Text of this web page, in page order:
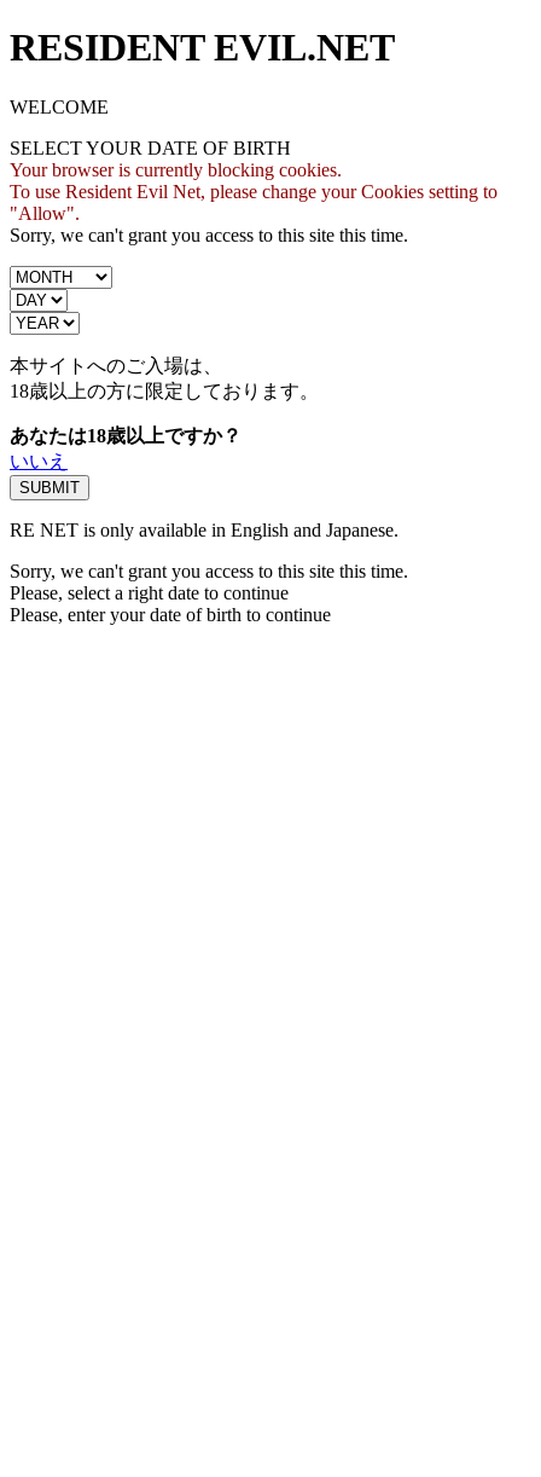
RESIDENT EVIL.NET
WELCOME
SELECT YOUR DATE OF BIRTH
Your browser is currently blocking cookies.
To use Resident Evil Net, please change your Cookies setting to
"Allow".
Sorry, we can't grant you access to this site this time.
本サイトへのご入場は、
18歳以上の方に限定しております。
あなたは18歳以上ですか？
いいえ
RE NET is only available in English and Japanese.
Sorry, we can't grant you access to this site this time.
Please, select a right date to continue
Please, enter your date of birth to continue